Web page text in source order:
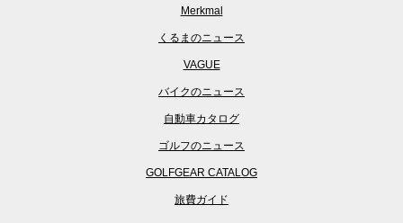
Merkmal
くるまのニュース
VAGUE
バイクのニュース
自動車カタログ
ゴルフのニュース
GOLFGEAR CATALOG
旅費ガイド